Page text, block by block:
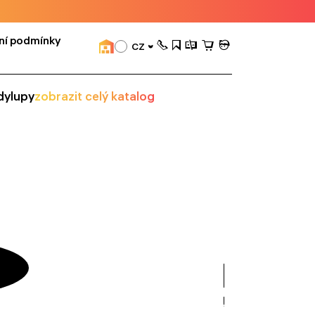
podmínky
CZ
lupyzobrazit celý katalog
zobrazit
vše